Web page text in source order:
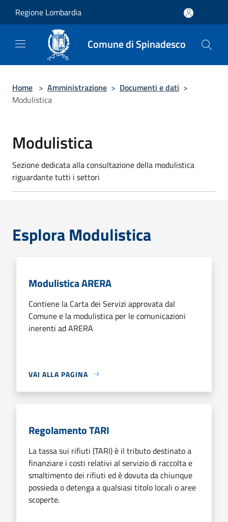
Regione Lombardia
Comune di Spinadesco
Home > Amministrazione > Documenti e dati >
Modulistica
Modulistica
Sezione dedicata alla consultazione della modulistica
riguardante tutti i settori
Esplora Modulistica
Modulistica ARERA
Contiene la Carta dei Servizi approvata dal
Comune e la modulistica per le comunicazioni
inerenti ad ARERA
VAI ALLA PAGINA
Regolamento TARI
La tassa sui rifiuti (TARI) è il tributo destinato a
finanziare i costi relativi al servizio di raccolta e
smaltimento dei rifiuti ed è dovuta da chiunque
possieda o detenga a qualsiasi titolo locali o aree
scoperte.